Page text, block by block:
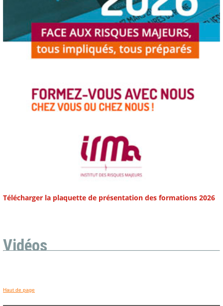
Télécharger la plaquette de présentation des formations 2026
Vidéos
Haut de page